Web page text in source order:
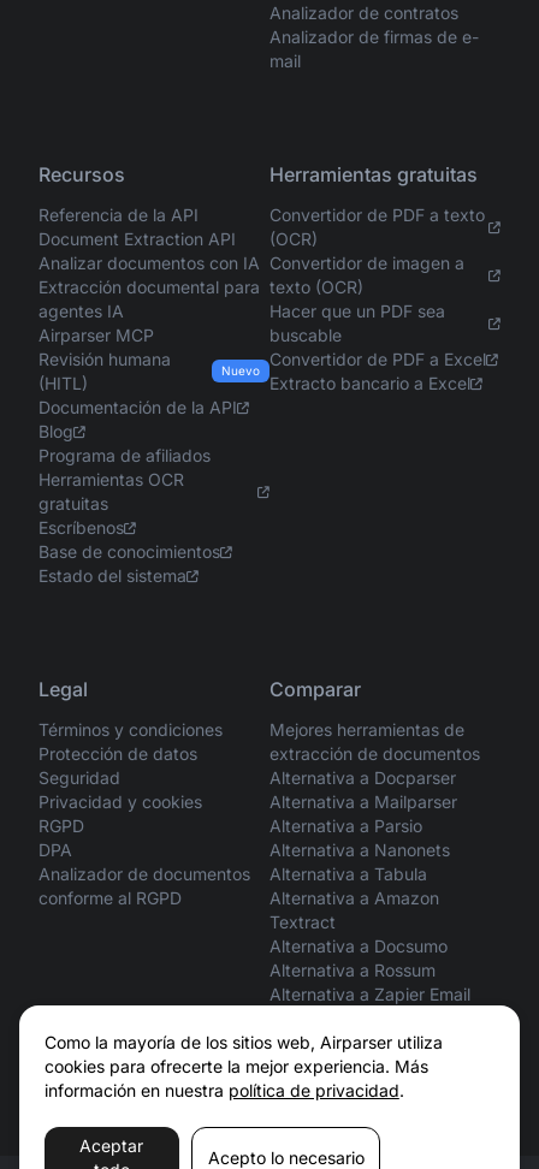
Como la mayoría de los sitios web, Airparser utiliza
cookies para ofrecerte la mejor experiencia. Más
información en nuestra política de privacidad.
Aceptar
Acepto lo necesario
Analizador de contratos
Analizador de firmas de e-
mail
Recursos
Referencia de la API
Document Extraction API
Analizar documentos con IA
Extracción documental para
agentes IA
Airparser MCP
Revisión humana
(HITL)
Nuevo
Documentación de la API
Blog
Programa de afiliados
Herramientas OCR
gratuitas
Escríbenos
Base de conocimientos
Estado del sistema
Herramientas gratuitas
Convertidor de PDF a texto
(OCR)
Convertidor de imagen a
texto (OCR)
Hacer que un PDF sea
buscable
Convertidor de PDF a Excel
Extracto bancario a Excel
Legal
Términos y condiciones
Protección de datos
Seguridad
Privacidad y cookies
RGPD
DPA
Analizador de documentos
conforme al RGPD
Comparar
Mejores herramientas de
extracción de documentos
Alternativa a Docparser
Alternativa a Mailparser
Alternativa a Parsio
Alternativa a Nanonets
Alternativa a Tabula
Alternativa a Amazon
Textract
Alternativa a Docsumo
Alternativa a Rossum
Alternativa a Zapier Email
ChatGPT vs. Airparser
Claude vs. Airparser